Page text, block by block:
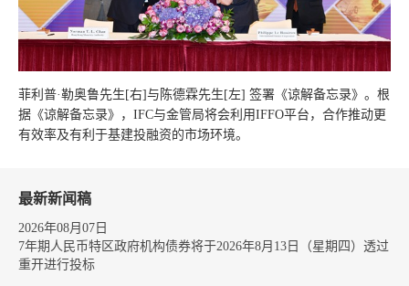
菲利普·勒奥鲁先生[右]与陈德霖先生[左] 签署《谅解备忘录》。根
据《谅解备忘录》，IFC与金管局将会利用IFFO平台，合作推动更
有效率及有利于基建投融资的市场环境。
最新新闻稿
2026年08月07日
7年期人民币特区政府机构债券将于2026年8月13日（星期四）透过
重开进行投标